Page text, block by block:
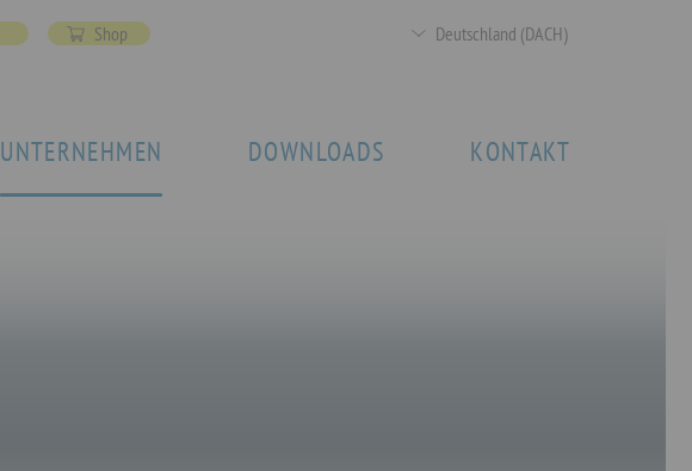
Shop Deutschland (DACH)
UNTERNEHMEN DOWNLOADS KONTAKT